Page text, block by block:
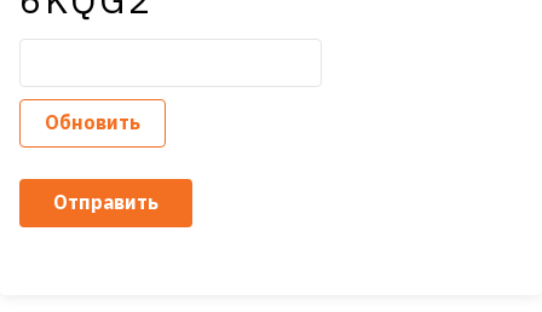
Обновить
Отправить